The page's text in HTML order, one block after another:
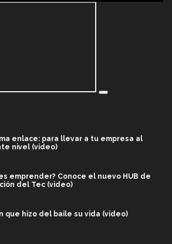
enlace: para llevar a tu empresa al
nivel (video)
emprender? Conoce el nuevo HUB de
del Tec (video)
que hizo del baile su vida (video)